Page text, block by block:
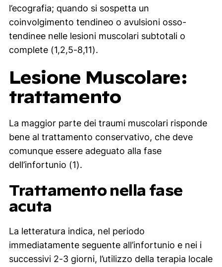
l’ecografia; quando si sospetta un
coinvolgimento tendineo o avulsioni osso-
tendinee nelle lesioni muscolari subtotali o
complete (1,2,5-8,11).
Lesione Muscolare:
trattamento
La maggior parte dei traumi muscolari risponde
bene al trattamento conservativo, che deve
comunque essere adeguato alla fase
dell’infortunio (1).
Trattamento nella fase
acuta
La letteratura indica, nel periodo
immediatamente seguente all’infortunio e nei i
successivi 2-3 giorni, l’utilizzo della terapia locale